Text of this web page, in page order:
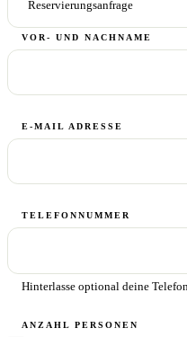
VOR- UND NACHNAME
E-MAIL ADRESSE
TELEFONNUMMER
Hinterlasse optional deine
ANZAHL PERSONEN